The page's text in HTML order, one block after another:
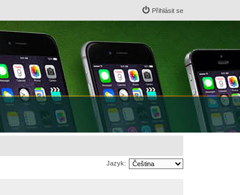
Přihlásit se
Jazyk: